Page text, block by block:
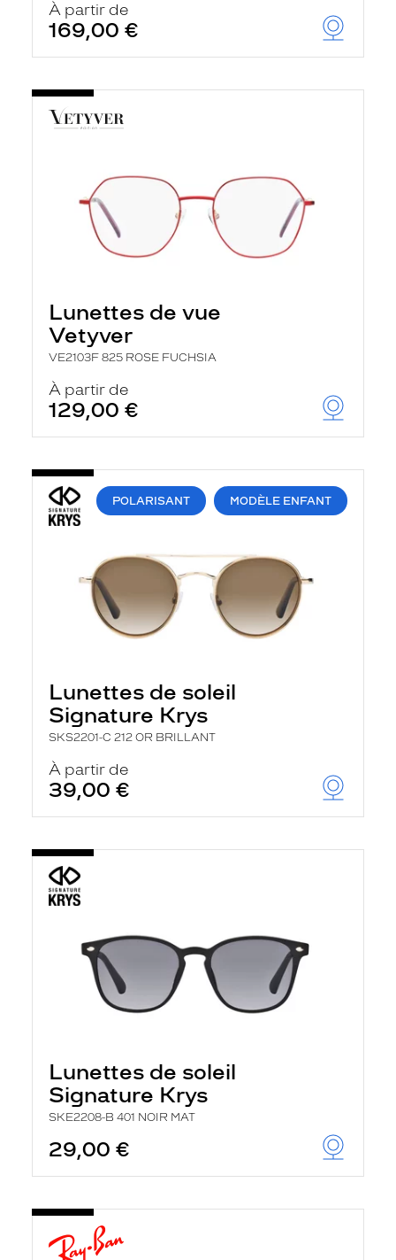
À partir de
169,00 €
Lunettes de vue
Vetyver
VE2103F 825 ROSE FUCHSIA
À partir de
129,00 €
POLARISANT MODÈLE ENFANT
Lunettes de soleil
Signature Krys
SKS2201-C 212 OR BRILLANT
À partir de
39,00 €
Lunettes de soleil
Signature Krys
SKE2208-B 401 NOIR MAT
29,00 €